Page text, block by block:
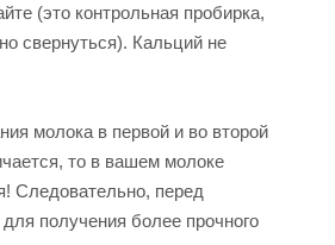
(это контрольная пробирка,
свернуться). Кальций не
молока в первой и во второй
то в вашем молоке
Следовательно, перед
получения более прочного